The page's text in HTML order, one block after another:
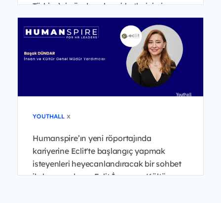
Türkiye’nin önde gelen şirketlerinin insan
kaynakları liderleri...
YOUTHALL x
Humanspire’ın yeni röportajında
kariyerine Eclit'te başlangıç yapmak
isteyenleri heyecanlandıracak bir sohbet
ile karşınızdayız. Eclit İnsan ve Kültür